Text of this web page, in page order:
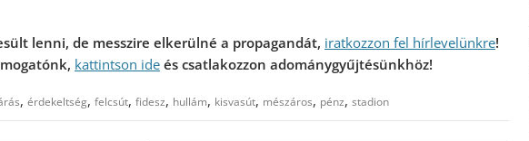
lenni, de messzire elkerülné a propagandát, iratkozzon fel hírlevelünkre!
kattintson ide és csatlakozzon adománygyűjtésünkhöz!
, érdekeltség, felcsút, fidesz, hullám, kisvasút, mészáros, pénz, stadion